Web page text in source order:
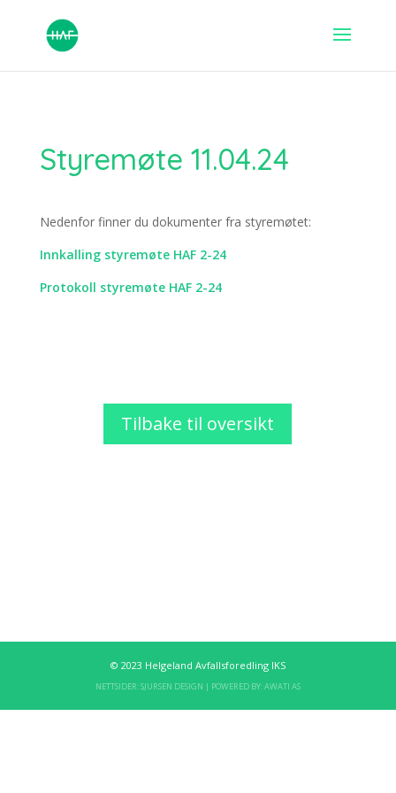
Styremøte 11.04.24
Nedenfor finner du dokumenter fra styremøtet:
Innkalling styremøte HAF 2-24
Protokoll styremøte HAF 2-24
Tilbake til oversikt
© 2023 Helgeland Avfallsforedling IKS
NETTSIDER:SJURSEN DESIGN | POWERED BY:AWATI AS